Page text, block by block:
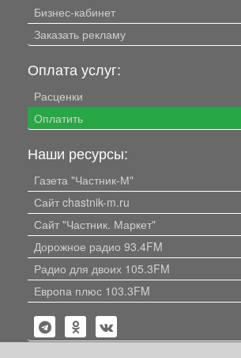
Бизнес-кабинет
Заказать рекламу
Оплата услуг:
Расценки
Оплатить
Наши ресурсы:
Газета "Частник-М"
Сайт chastnik-m.ru
Сайт "Частник. Маркет"
Дорожное радио 93.4FM
Радио для двоих 105.3FM
Европа плюс 103.3FM